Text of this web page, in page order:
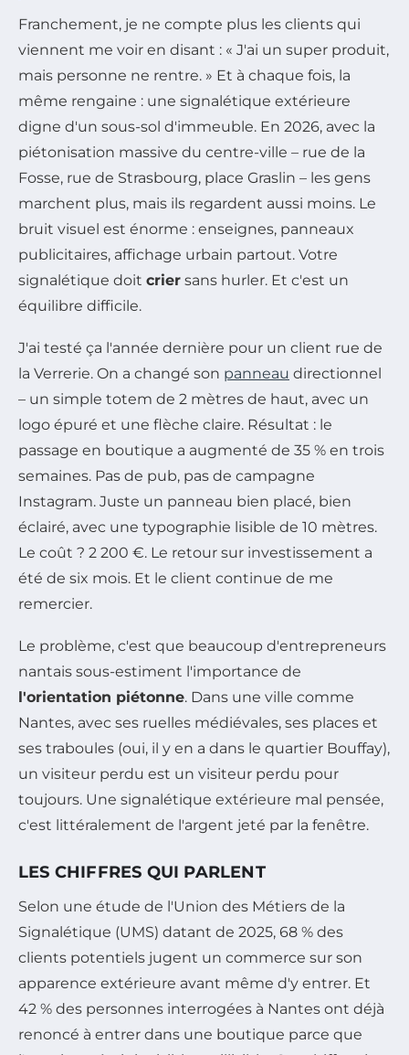
Franchement, je ne compte plus les clients qui
viennent me voir en disant : « J'ai un super produit,
mais personne ne rentre. » Et à chaque fois, la
même rengaine : une signalétique extérieure
digne d'un sous-sol d'immeuble. En 2026, avec la
piétonisation massive du centre-ville – rue de la
Fosse, rue de Strasbourg, place Graslin – les gens
marchent plus, mais ils regardent aussi moins. Le
bruit visuel est énorme : enseignes, panneaux
publicitaires, affichage urbain partout. Votre
signalétique doit crier sans hurler. Et c'est un
équilibre difficile.
J'ai testé ça l'année dernière pour un client rue de
la Verrerie. On a changé son panneau directionnel
– un simple totem de 2 mètres de haut, avec un
logo épuré et une flèche claire. Résultat : le
passage en boutique a augmenté de 35 % en trois
semaines. Pas de pub, pas de campagne
Instagram. Juste un panneau bien placé, bien
éclairé, avec une typographie lisible de 10 mètres.
Le coût ? 2 200 €. Le retour sur investissement a
été de six mois. Et le client continue de me
remercier.
Le problème, c'est que beaucoup d'entrepreneurs
nantais sous-estiment l'importance de
l'orientation piétonne. Dans une ville comme
Nantes, avec ses ruelles médiévales, ses places et
ses traboules (oui, il y en a dans le quartier Bouffay),
un visiteur perdu est un visiteur perdu pour
toujours. Une signalétique extérieure mal pensée,
c'est littéralement de l'argent jeté par la fenêtre.
LES CHIFFRES QUI PARLENT
Selon une étude de l'Union des Métiers de la
Signalétique (UMS) datant de 2025, 68 % des
clients potentiels jugent un commerce sur son
apparence extérieure avant même d'y entrer. Et
42 % des personnes interrogées à Nantes ont déjà
renoncé à entrer dans une boutique parce que